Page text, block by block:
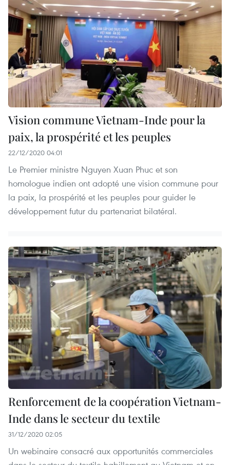
Vision commune Vietnam-Inde pour la
paix, la prospérité et les peuples
22/12/2020 04:01
Le Premier ministre Nguyen Xuan Phuc et son
homologue indien ont adopté une vision commune pour
la paix, la prospérité et les peuples pour guider le
développement futur du partenariat bilatéral.
Renforcement de la coopération Vietnam-
Inde dans le secteur du textile
31/12/2020 02:05
Un webinaire consacré aux opportunités commerciales